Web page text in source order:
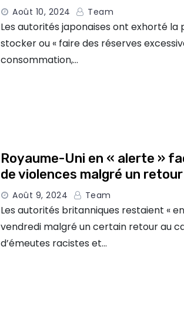
Août 10, 2024 Team
Les autorités japonaises ont exhorté la
stocker ou « faire des réserves
consommation,…
Royaume-Uni en « alerte »
de violences malgré un
Août 9, 2024 Team
Les autorités britanniques restaient «
vendredi malgré un certain retour au
d’émeutes racistes et…